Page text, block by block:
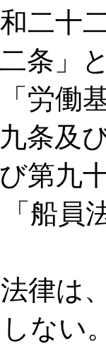
二十
条」
労働
条及
第九
船員
は、
ない